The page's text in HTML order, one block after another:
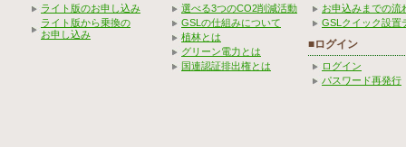
ライト版のお申し込み
ライト版から乗換の
お申し込み
選べる3つのCO2削減活動
GSLの仕組みについて
植林とは
グリーン電力とは
国連認証排出権とは
お申込みまでの流
GSLクイック設置
■ログイン
ログイン
パスワード再発行